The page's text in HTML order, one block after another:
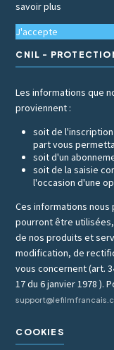
savoir plus
J'accepte
CNIL -
Les informations que
proviennent :
soit de
part vous
soit d'un
soit de la saisie
l'occasion d'une
Ces informations
pourront être
de nos produits et
modification, de
vous concernent (art.
17 du 6 janvier 1978 ).
COOKIES